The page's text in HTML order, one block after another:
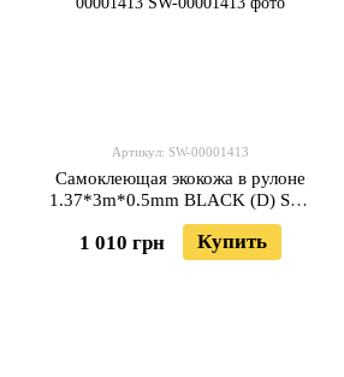
Артикул: SW-00001413
Самоклеющая экокожа в рулоне
1.37*3m*0.5mm BLACK (D) SW-
00001413
1 010 грн Купить